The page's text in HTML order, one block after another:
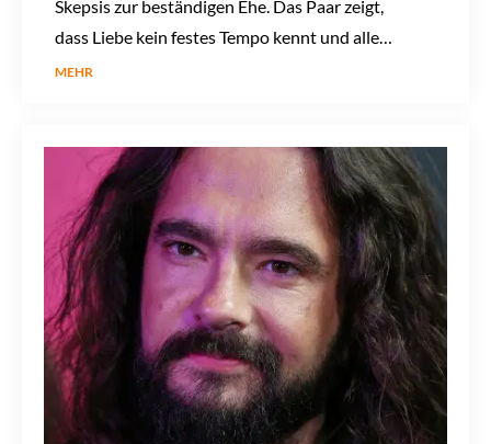
Skepsis zur beständigen Ehe. Das Paar zeigt,
dass Liebe kein festes Tempo kennt und alle
Zweifel überdauern kann.
MEHR